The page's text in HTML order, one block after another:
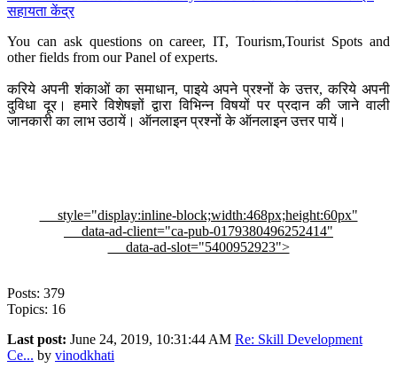
सहायता केंद्र
You can ask questions on career, IT, Tourism,Tourist Spots and
other fields from our Panel of experts.
करिये अपनी शंकाओं का समाधान, पाइये अपने प्रश्नों के उत्तर, करिये अपनी
दुविधा दूर। हमारे विशेषज्ञों द्वारा विभिन्न विषयों पर प्रदान की जाने वाली
जानकारी का लाभ उठायें। ऑनलाइन प्रश्नों के ऑनलाइन उत्तर पायें।
style="display:inline-block;width:468px;height:60px"
data-ad-client="ca-pub-0179380496252414"
data-ad-slot="5400952923">
Posts: 379
Topics: 16
Last post: June 24, 2019, 10:31:44 AM Re: Skill Development
Ce... by vinodkhati